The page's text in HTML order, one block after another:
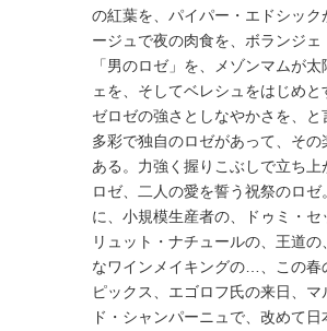
の紅葉を、パイパー・エドシック
ージュで夜の肉食を、ボランジェ
「男のロゼ」を、メゾンマムが
ェを、そしてベレシュをはじめと
ゼロゼの強さとしなやかさを、と
多彩で独自のロゼがあって、その
ある。力強く握りこぶしで立ち上
ロゼ、二人の愛を誓う祝祭のロゼ
に、小規模生産者の、ドゥミ・セ
リュット・ナチュールの、王道の
なワインメイキングの…、この春
ピックス、エゴロフ氏の来日、マ
ド・シャンパーニュで、改めて日